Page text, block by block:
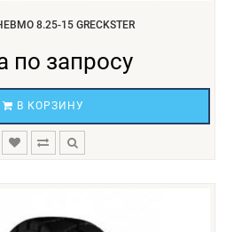
8.25-15 GRECKSTER
по запросу
В КОРЗИНУ